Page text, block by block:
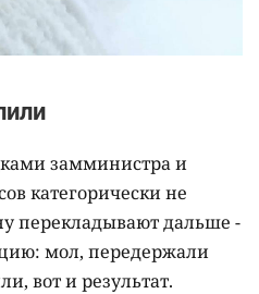
замминистра и
категорически не
перекладывают дальше -
мол, передержали
вот и результат.